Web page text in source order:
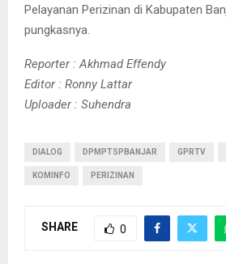
Pelayanan Perizinan di Kabupaten
pungkasnya.
Reporter : Akhmad Effendy
Editor : Ronny Lattar
Uploader : Suhendra
DIALOG DPMPTSPBANJAR GPRTV
KOMINFO PERIZINAN
SHARE 0